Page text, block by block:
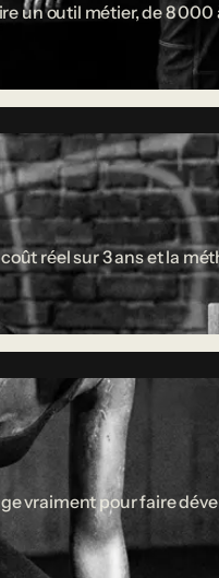
un outil métier, de 8 000
réel sur 3 ans et la
vraiment pour faire